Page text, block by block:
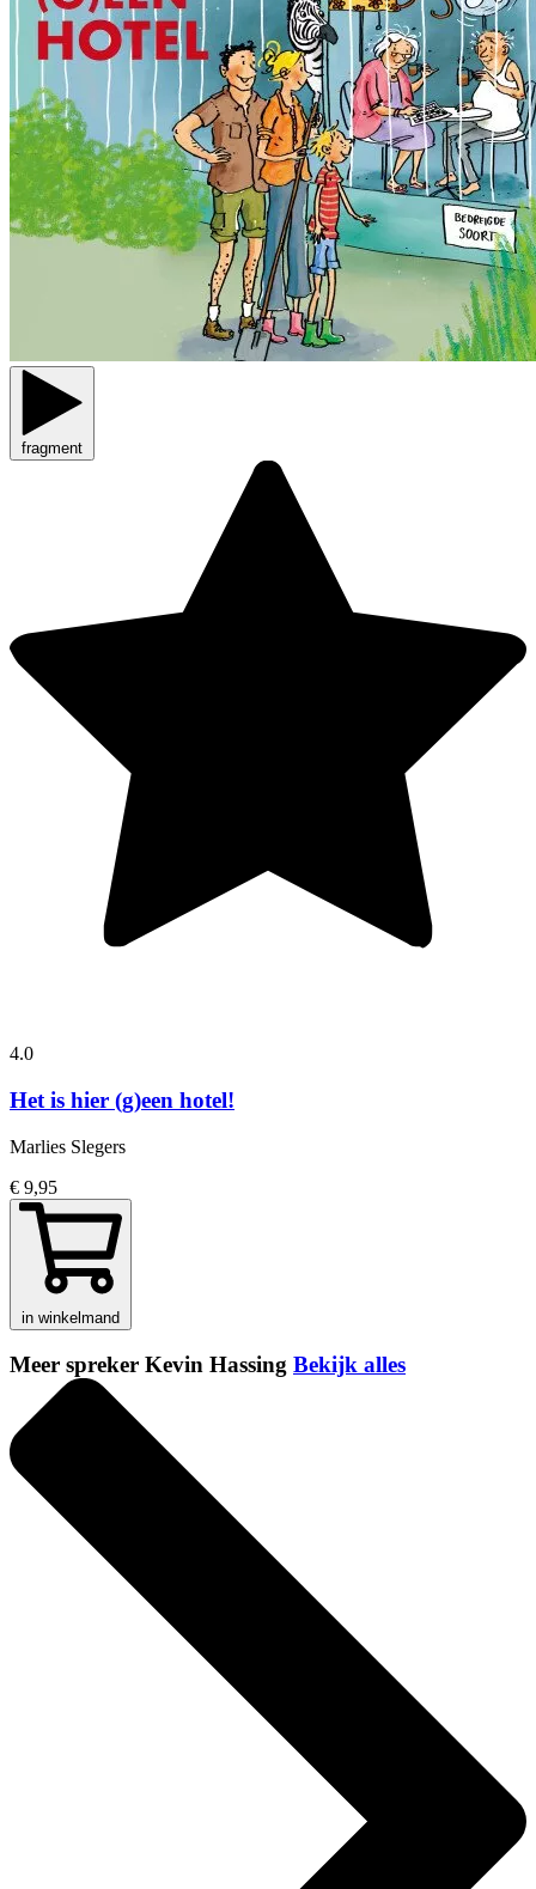
fragment
4.0
Het is hier (g)een hotel!
Marlies Slegers
€ 9,95
in winkelmand
Meer spreker Kevin Hassing Bekijk alles